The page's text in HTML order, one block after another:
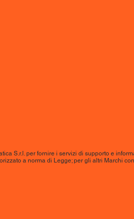
S.r.l. per fornire i servizi di supporto e
a norma di Legge; per gli altri Marchi